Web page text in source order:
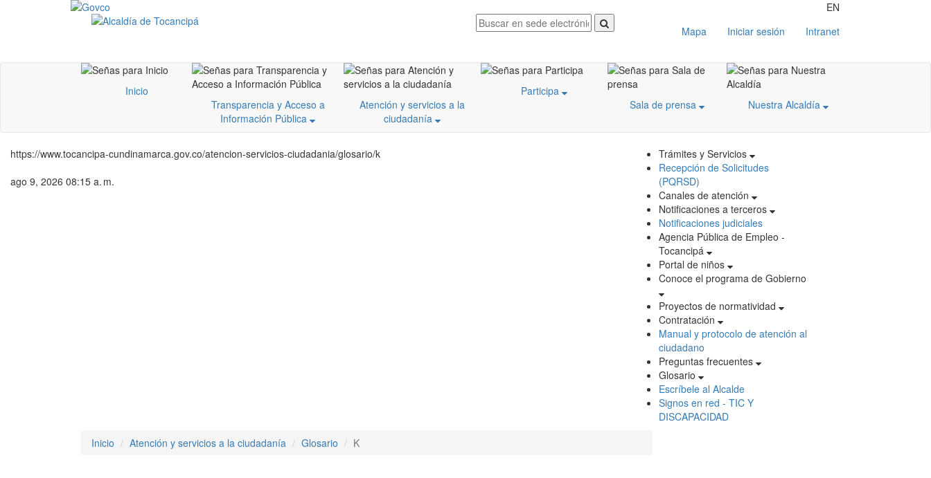
EN
Mapa
Iniciar sesión Intranet
Inicio
Transparencia y Acceso a
Información Pública
Atención y servicios a la
ciudadanía
Participa
Sala de prensa
Nuestra Alcaldía
https://www.tocancipa-cundinamarca.gov.co/atencion-servicios-ciudadania/glosario/k
ago 9, 2026 08:15 a. m.
Trámites y Servicios
Recepción de Solicitudes
(PQRSD)
Canales de atención
Notificaciones a terceros
Notificaciones judiciales
Agencia Pública de Empleo -
Tocancipá
Portal de niños
Conoce el programa de Gobierno
Proyectos de normatividad
Contratación
Manual y protocolo de atención al
ciudadano
Preguntas frecuentes
Glosario
Escríbele al Alcalde
Signos en red - TIC Y
DISCAPACIDAD
Inicio
Atención y servicios a la ciudadanía Glosario K